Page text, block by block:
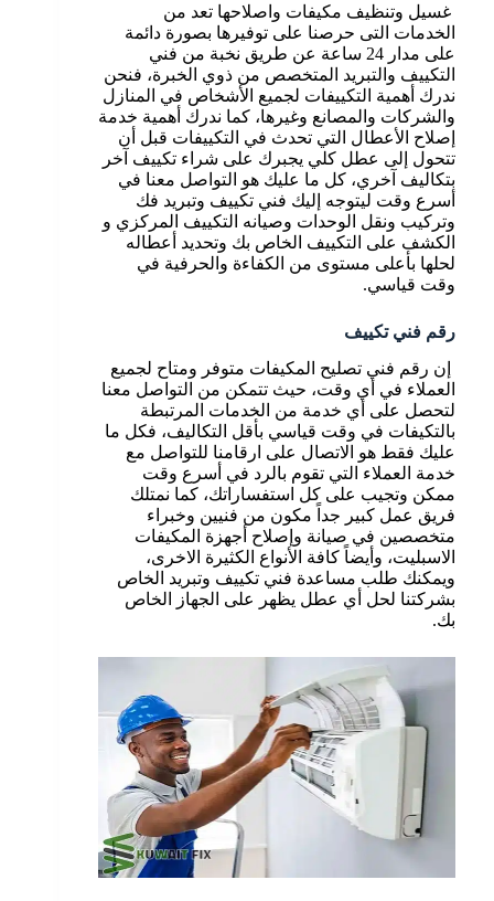
غسيل وتنظيف مكيفات واصلاحها تعد من
الخدمات التى حرصنا على توفيرها بصورة دائمة
على مدار 24 ساعة عن طريق نخبة من فني
التكييف والتبريد المتخصص من ذوي الخبرة، فنحن
ندرك أهمية التكييفات لجميع الأشخاص في المنازل
والشركات والمصانع وغيرها، كما ندرك أهمية خدمة
إصلاح الأعطال التي تحدث في التكييفات قبل أن
تتحول إلى عطل كلي يجبرك على شراء تكييف آخر
بتكاليف آخري، كل ما عليك هو التواصل معنا في
أسرع وقت ليتوجه إليك فني تكييف وتبريد فك
وتركيب ونقل الوحدات وصيانه التكييف المركزي و
الكشف على التكييف الخاص بك وتحديد أعطاله
لحلها بأعلى مستوى من الكفاءة والحرفية في
وقت قياسي.
رقم فني تكييف
إن رقم فني تصليح المكيفات متوفر ومتاح لجميع
العملاء في أي وقت، حيث تتمكن من التواصل معنا
لتحصل على أي خدمة من الخدمات المرتبطة
بالتكيفات في وقت قياسي بأقل التكاليف، فكل ما
عليك فقط هو الاتصال على ارقامنا للتواصل مع
خدمة العملاء التي تقوم بالرد في أسرع وقت
ممكن وتجيب على كل استفساراتك، كما نمتلك
فريق عمل كبير جداً مكون من فنيين وخبراء
متخصصين في صيانة وإصلاح أجهزة المكيفات
الاسبليت، وأيضاً كافة الأنواع الكثيرة الاخرى،
ويمكنك طلب مساعدة فني تكييف وتبريد الخاص
بشركتنا لحل أي عطل يظهر على الجهاز الخاص
بك.